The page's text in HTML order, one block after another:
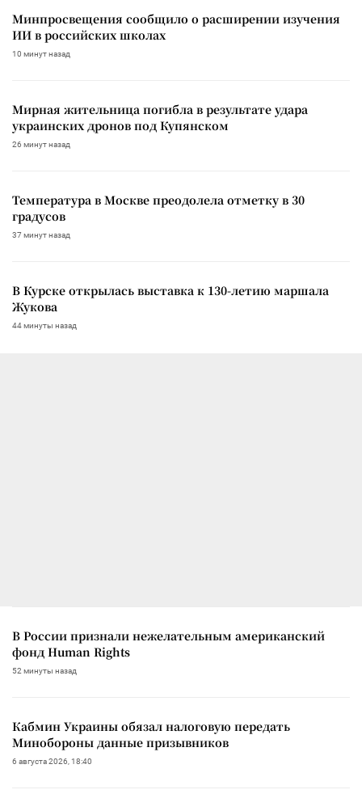
Минпросвещения сообщило о расширении изучения
ИИ в российских школах
10 минут назад
Мирная жительница погибла в результате удара
украинских дронов под Купянском
26 минут назад
Температура в Москве преодолела отметку в 30
градусов
37 минут назад
В Курске открылась выставка к 130-летию маршала
Жукова
44 минуты назад
В России признали нежелательным американский
фонд Human Rights
52 минуты назад
Кабмин Украины обязал налоговую передать
Минобороны данные призывников
6 августа 2026, 18:40